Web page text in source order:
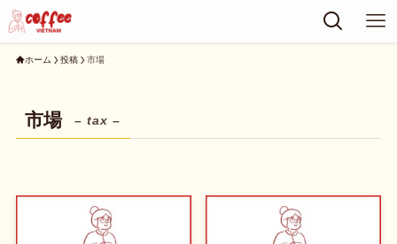
ホーム 投稿 市場
市場 – tax –